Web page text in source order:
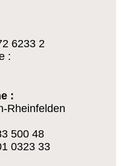
6233 2
:
:
Rheinfelden
500 48
0323 33